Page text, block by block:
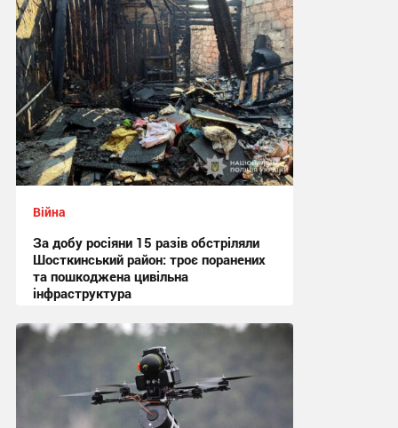
Війна
За добу росіяни 15 разів обстріляли
Шосткинський район: троє поранених
та пошкоджена цивільна
інфраструктура
08:41 сьогодні